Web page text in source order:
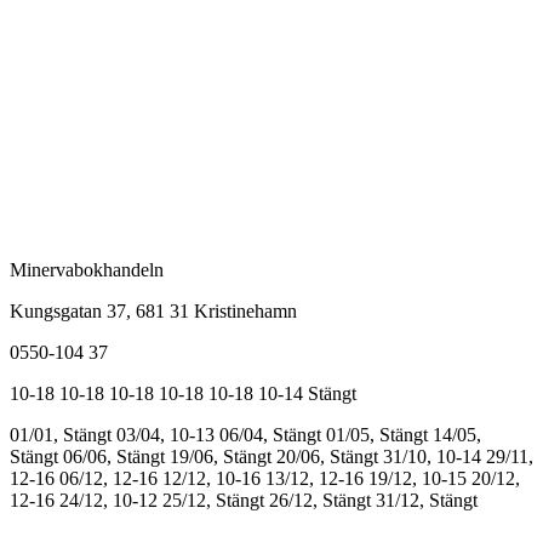
Minervabokhandeln
Kungsgatan 37, 681 31 Kristinehamn
0550-104 37
10-18 10-18 10-18 10-18 10-18 10-14 Stängt
01/01, Stängt 03/04, 10-13 06/04, Stängt 01/05, Stängt 14/05,
Stängt 06/06, Stängt 19/06, Stängt 20/06, Stängt 31/10, 10-14 29/11,
12-16 06/12, 12-16 12/12, 10-16 13/12, 12-16 19/12, 10-15 20/12,
12-16 24/12, 10-12 25/12, Stängt 26/12, Stängt 31/12, Stängt